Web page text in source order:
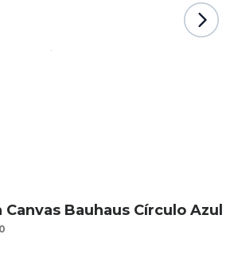
Bauhaus Círculo Azul